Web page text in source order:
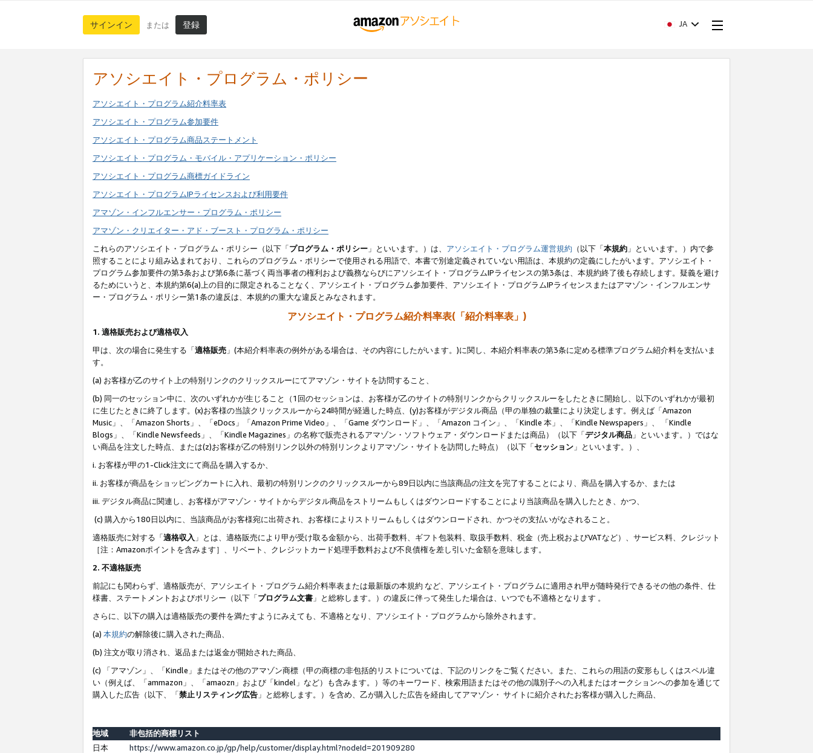
サインイン または 登録 JA
アソシエイト・プログラム・ポリシー
アソシエイト・プログラム紹介料率表
アソシエイト・プログラム参加要件
アソシエイト・プログラム商品ステートメント
アソシエイト・プログラム・モバイル・アプリケーション・ポリシー
アソシエイト・プログラム商標ガイドライン
アソシエイト・プログラムIPライセンスおよび利用要件
アマゾン・インフルエンサー・プログラム・ポリシー
アマゾン・クリエイター・アド・ブースト・プログラム・ポリシー
これらのアソシエイト・プログラム・ポリシー（以下「プログラム・ポリシー 」といいます。）は、 アソシエイト・プログラム運営規約 （以下「本規約 」といいます。）内で参
照することにより組み込まれており、これらのプログラム・ポリシーで使用される用語で、本書で別途定義されていない用語は、本規約の定義にしたがいます。アソシエイト・
プログラム参加要件の第3条および第6条に基づく両当事者の権利および義務ならびにアソシエイト・プログラムIPライセンスの第3条は、本規約終了後も存続します。疑義を避け
るためにいうと、本規約第6(a)上の目的に限定されることなく、アソシエイト・プログラム参加要件、アソシエイト・プログラムIPライセンスまたはアマゾン・インフルエンサ
ー・プログラム・ポリシー第1条の違反は、本規約の重大な違反とみなされます。
アソシエイト・プログラム紹介料率表(「紹介料率表」)
1. 適格販売および適格収入
甲は、次の場合に発生する「適格販売 」(本紹介料率表の例外がある場合は、その内容にしたがいます。)に関し、本紹介料率表の第3条に定める標準プログラム紹介料を支払いま
す。
(a) お客様が乙のサイト上の特別リンクのクリックスルーにてアマゾン・サイトを訪問すること、
(b) 同一のセッション中に、次のいずれかが生じること（1回のセッションは、お客様が乙のサイトの特別リンクからクリックスルーをしたときに開始し、以下のいずれかが最初
に生じたときに終了します。(x)お客様の当該クリックスルーから24時間が経過した時点、(y)お客様がデジタル商品（甲の単独の裁量により決定します。例えば「Amazon
Music」、「Amazon Shorts」、「eDocs」「Amazon Prime Video」、「Game ダウンロード」、「Amazon コイン」、「Kindle 本」、「Kindle Newspapers」、 「Kindle
Blogs」、「Kindle Newsfeeds」、「Kindle Magazines」の名称で販売されるアマゾン・ソフトウェア・ダウンロードまたは商品）（以下「デジタル商品 」といいます。）ではな
い商品を注文した時点、または(z)お客様が乙の特別リンク以外の特別リンクよりアマゾン・サイトを訪問した時点）（以下「セッション 」といいます。）、
i. お客様が甲の1-Click注文にて商品を購入するか、
ii. お客様が商品をショッピングカートに入れ、最初の特別リンクのクリックスルーから89日以内に当該商品の注文を完了することにより、商品を購入するか、または
iii. デジタル商品に関連し、お客様がアマゾン・サイトからデジタル商品をストリームもしくはダウンロードすることにより当該商品を購入したとき、かつ、
(c) 購入から180日以内に、当該商品がお客様宛に出荷され、お客様によりストリームもしくはダウンロードされ、かつその支払いがなされること。
適格販売に対する「適格収入 」とは、適格販売により甲が受け取る金額から、出荷手数料、ギフト包装料、取扱手数料、税金（売上税およびVATなど）、サービス料、クレジット
［注：Amazonポイントを含みます］、リベート、クレジットカード処理手数料および不良債権を差し引いた金額を意味します。
2. 不適格販売
前記にも関わらず、適格販売が、アソシエイト・プログラム紹介料率表または最新版の本規約 など、アソシエイト・プログラムに適用され甲が随時発行できるその他の条件、仕
様書、ステートメントおよびポリシー（以下「プログラム文書 」と総称します。）の違反に伴って発生した場合は、いつでも不適格となります 。
さらに、以下の購入は適格販売の要件を満たすようにみえても、不適格となり、アソシエイト・プログラムから除外されます。
(a) 本規約の解除後に購入された商品、
(b) 注文が取り消され、返品または返金が開始された商品、
(c) 「アマゾン」、「Kindle」またはその他のアマゾン商標（甲の商標の非包括的リストについては、下記のリンクをご覧ください。また、これらの用語の変形もしくはスペル違
い（例えば、「ammazon」、「amaozn」および「kindel」など）も含みます。）等のキーワード、検索用語またはその他の識別子への入札またはオークションへの参加を通じて
購入した広告（以下、「禁止リスティング広告 」と総称します。）を含め、乙が購入した広告を経由してアマゾン・ サイトに紹介されたお客様が購入した商品、
地域
非包括的商標リスト
日本
https://www.amazon.co.jp/gp/help/customer/display.html?nodeId=201909280